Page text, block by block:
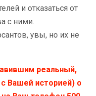
и отказаться от
с ними.
увы, но их не
реальный,
Вашей историей) о